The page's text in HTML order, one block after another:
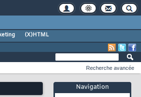
(X)HTML
Navigation
Recherche avancée